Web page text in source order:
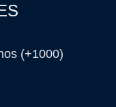
(+1000)